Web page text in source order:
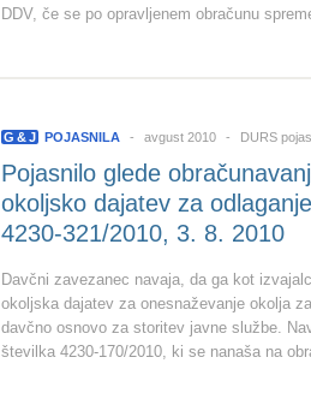
DDV, če se po opravljenem obračunu
G &J POJASNILA avgust 2010 DURS
Pojasnilo glede
okoljsko dajatev za
4230-321/2010, 3. 8. 2010
Davčni zavezanec navaja, da ga kot
okoljska dajatev za onesnaževanje okolja
davčno osnovo za storitev javne službe.
številka 4230-170/2010, ki se nanaša na